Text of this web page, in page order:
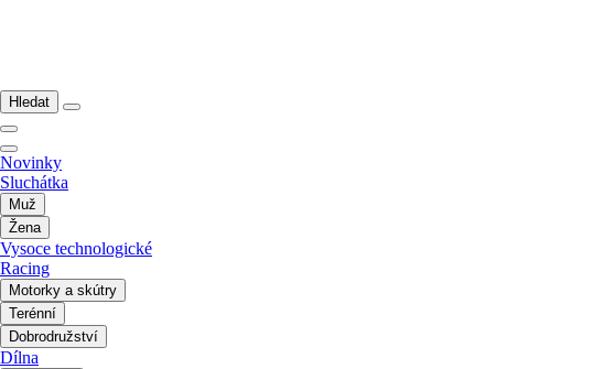
Hledat
Novinky
Sluchátka
Muž
Žena
Vysoce technologické
Racing
Motorky a skútry
Terénní
Dobrodružství
Dílna